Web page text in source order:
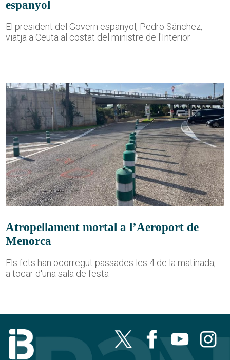
espanyol
El president del Govern espanyol, Pedro Sánchez,
viatja a Ceuta al costat del ministre de l'Interior
Atropellament mortal a l’Aeroport de
Menorca
Els fets han ocorregut passades les 4 de la matinada,
a tocar d'una sala de festa